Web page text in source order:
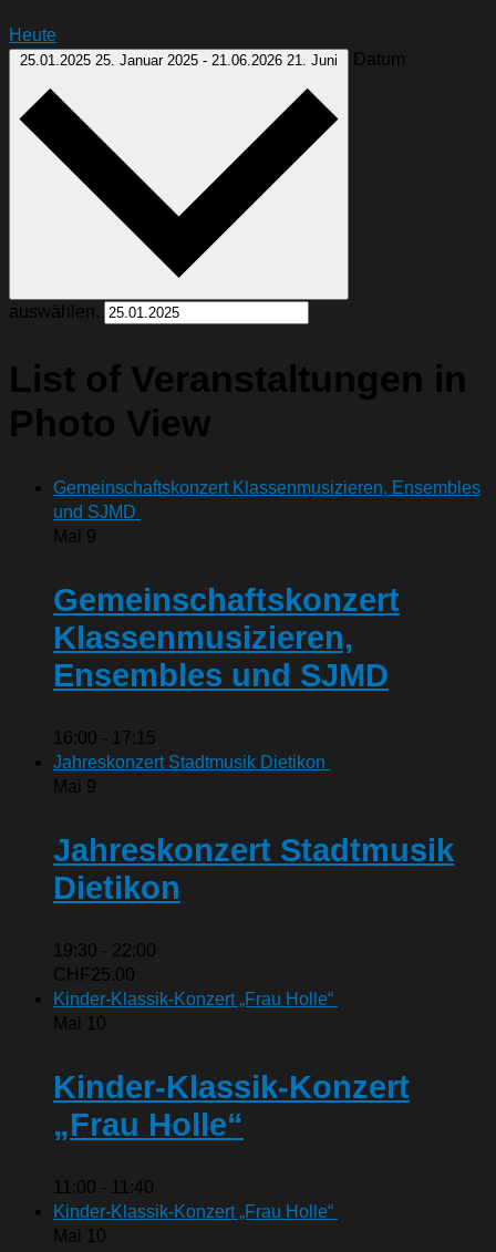
Heute
25.01.2025 25. Januar 2025 - 21.06.2026 21. Juni Datum
auswählen.
List of Veranstaltungen in
Photo View
Gemeinschaftskonzert Klassenmusizieren, Ensembles
und SJMD
Mai 9
Gemeinschaftskonzert
Klassenmusizieren,
Ensembles und SJMD
16:00 - 17:15
Jahreskonzert Stadtmusik Dietikon
Mai 9
Jahreskonzert Stadtmusik
Dietikon
19:30 - 22:00
CHF25.00
Kinder-Klassik-Konzert „Frau Holle“
Mai 10
Kinder-Klassik-Konzert
„Frau Holle“
11:00 - 11:40
Kinder-Klassik-Konzert „Frau Holle“
Mai 10